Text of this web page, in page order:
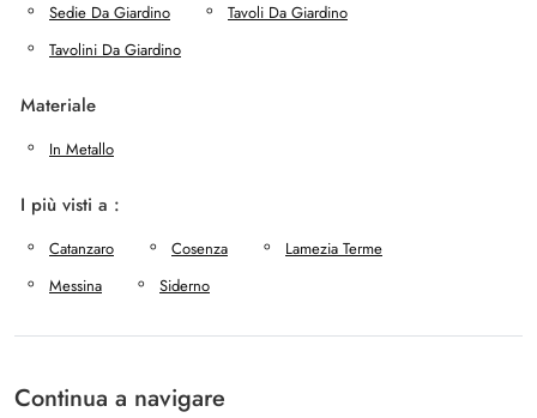
Sedie Da Giardino
Tavoli Da Giardino
Tavolini Da Giardino
Materiale
In Metallo
I più visti a :
Catanzaro Cosenza
Lamezia Terme
Messina
Siderno
Continua a navigare